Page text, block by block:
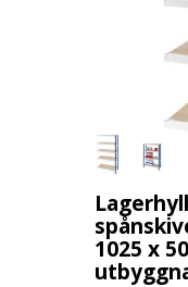
1025 x